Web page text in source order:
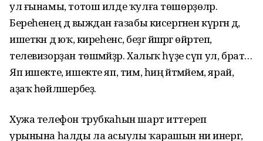
ул ғынамы, тотош илде ҡулға төшөрҙөләр.
Береһенең дә выждан ғазабы кисергәнен күргән дә,
ишеткән дә юҡ, киреһенсә, беҙгә йәшәргә өйрәтеп,
телевизорҙан төшмәйҙәр. Халыҡ һүҙе сүп ул, брат…
Яп ишекте, ишекте яп, тим, һиңә әйтмәйем, ярай,
аҙаҡ һөйләшербеҙ.
Хужа телефон трубкаһын шарт иттереп
урынына һалды ла асыулы ҡарашын ни инергә,